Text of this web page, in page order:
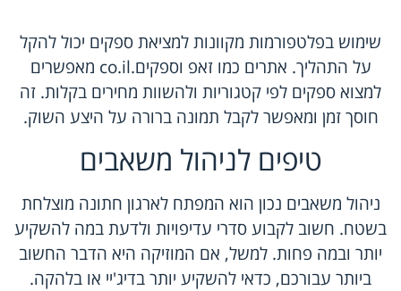
שימוש בפלטפורמות מקוונות למציאת ספקים יכול להקל
על התהליך. אתרים כמו זאפ וספקים.co.il מאפשרים
למצוא ספקים לפי קטגוריות ולהשוות מחירים בקלות. זה
חוסך זמן ומאפשר לקבל תמונה ברורה על היצע השוק.
טיפים לניהול משאבים
ניהול משאבים נכון הוא המפתח לארגון חתונה מוצלחת
בשטח. חשוב לקבוע סדרי עדיפויות ולדעת במה להשקיע
יותר ובמה פחות. למשל, אם המוזיקה היא הדבר החשוב
ביותר עבורכם, כדאי להשקיע יותר בדיג'יי או בלהקה.